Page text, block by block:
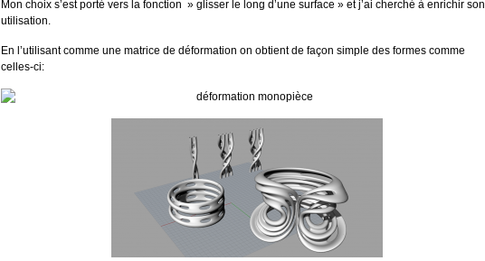
Mon choix s’est porté vers la fonction » glisser le long d’une surface » et j’ai cherché à enrichir son
utilisation.
En l’utilisant comme une matrice de déformation on obtient de façon simple des formes comme
celles-ci: